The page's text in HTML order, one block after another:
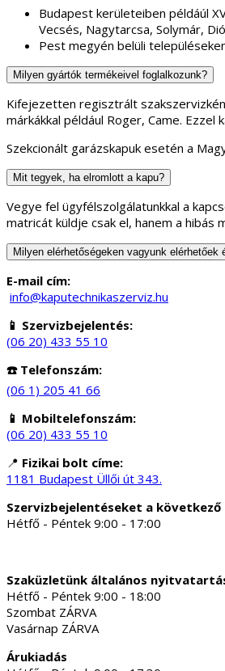
Budapest kerületeiben példáúl
Vecsés, Nagytarcsa, Solymár,
Pest megyén belüli
Milyen gyártók termékeivel foglalkozunk?
Kifejezetten regisztrált
márkákkal például Roger, Came.
Szekcionált garázskapuk esetén a
Mit tegyek, ha elromlott a kapu?
Vegye fel ügyfélszolgálatunkkal a
matricát küldje csak el, hanem a
Milyen elérhetőségeken vagyunk elérhetőek
E-mail cím:
info@kaputechnikaszerviz.hu
📱 Szervizbejelentés:
(06 20) 433 55 10
☎️ Telefonszám:
(06 1) 205 41 66
📱 Mobiltelefonszám:
(06 20) 433 55 10
📍 Fizikai bolt címe:
1181 Budapest Üllői út 343.
Szervizbejelentéseket a
Hétfő - Péntek 9:00 - 17:00
Szaküzletünk általános
Hétfő - Péntek 9:00 - 18:00
Szombat ZÁRVA
Vasárnap ZÁRVA
Árukiadás